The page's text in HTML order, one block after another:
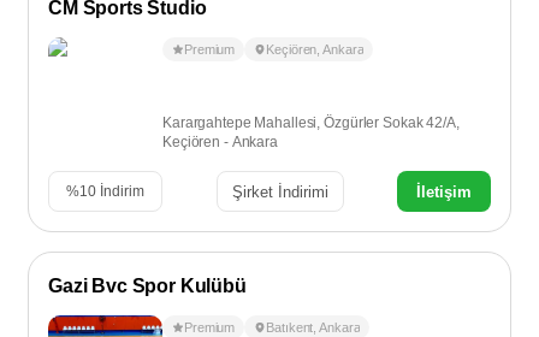
CM Sports Studio
Premium Keçiören ,Ankara
Karargahtepe Mahallesi, Özgürler Sokak 42/A,
Keçiören - Ankara
%10 İndirim Şirket İndirimi İletişim
Gazi Bvc Spor Kulübü
Premium Batıkent ,Ankara